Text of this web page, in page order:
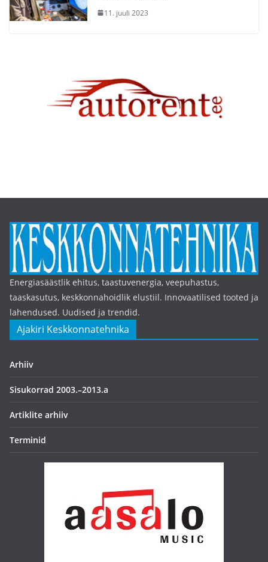
11. juuli 2023
Energiasäästlik ehitus, taastuvenergia, veepuhastus,
taaskasutus, keskkonnahoidlik elustiil. Innovaatilised tooted ja
lahendused. Uudised ja trendid.
Ajakiri Keskkonnatehnika
Arhiiv
Sisukorrad 2003.–2013.a
Artiklite arhiiv
Terminid